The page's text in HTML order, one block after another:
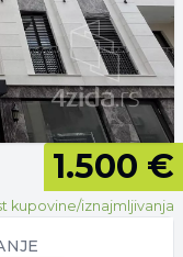
1.500 €
kupovine/iznajmljivanja